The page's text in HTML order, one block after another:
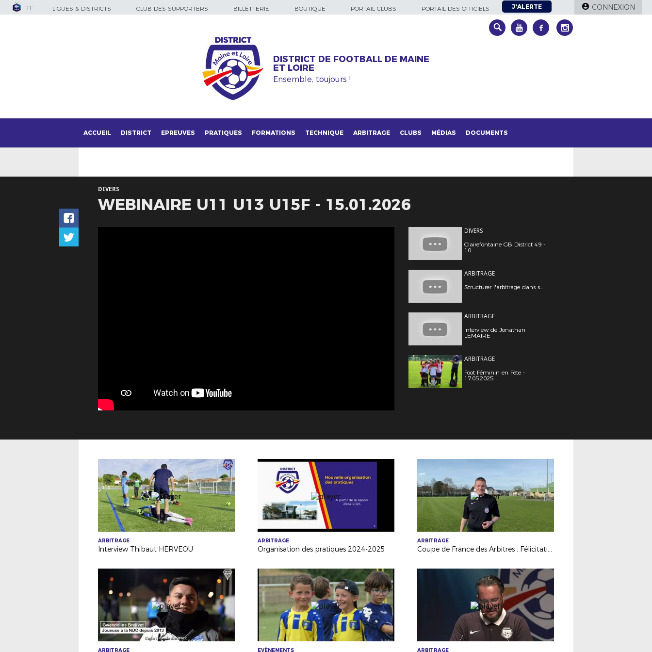
FFF LIGUES & DISTRICTS CLUB DES SUPPORTERS BILLETTERIE BOUTIQUE PORTAIL CLUBS PORTAIL DES OFFICIELS J'ALERTE CONNEXION
DISTRICT DE FOOTBALL DE MAINE
ET LOIRE
Ensemble, toujours !
ACCUEIL DISTRICT EPREUVES PRATIQUES FORMATIONS TECHNIQUE ARBITRAGE CLUBS MÉDIAS DOCUMENTS
DIVERS
WEBINAIRE U11 U13 U15F - 15.01.2026
DIVERS
Clairefontaine GB District 49 -
10...
ARBITRAGE
Structurer l'arbitrage dans s...
ARBITRAGE
Interview de Jonathan
LEMAIRE
ARBITRAGE
Foot Féminin en Fête -
17.05.2025 ...
ARBITRAGE
Interview Thibaut HERVEOU
ARBITRAGE
Organisation des pratiques 2024-2025
ARBITRAGE
Coupe de France des Arbitres : Félicitations à Théo ROBELLAZ
ARBITRAGE EVÈNEMENTS ARBITRAGE